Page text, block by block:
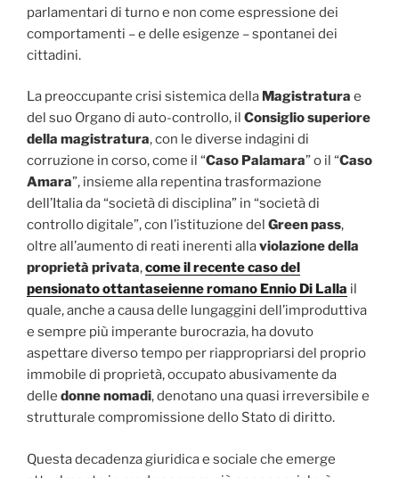
parlamentari di turno e non come espressione dei
comportamenti – e delle esigenze – spontanei dei
cittadini.
La preoccupante crisi sistemica della Magistratura e
del suo Organo di auto-controllo, il Consiglio superiore
della magistratura, con le diverse indagini di
corruzione in corso, come il “Caso Palamara” o il “Caso
Amara”, insieme alla repentina trasformazione
dell’Italia da “società di disciplina” in “società di
controllo digitale”, con l’istituzione del Green pass,
oltre all’aumento di reati inerenti allaviolazione della
proprietà privata,come il recente caso del
pensionato ottantaseienne romano Ennio Di Lalla il
quale, anche a causa delle lungaggini dell’improduttiva
e sempre più imperante burocrazia, ha dovuto
aspettare diverso tempo per riappropriarsi del proprio
immobile di proprietà, occupato abusivamente da
delle donne nomadi, denotano una quasi irreversibile e
strutturale compromissione dello Stato di diritto.
Questa decadenza giuridica e sociale che emerge